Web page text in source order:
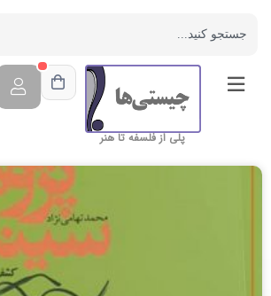
پلی از فلسفه تا هنر